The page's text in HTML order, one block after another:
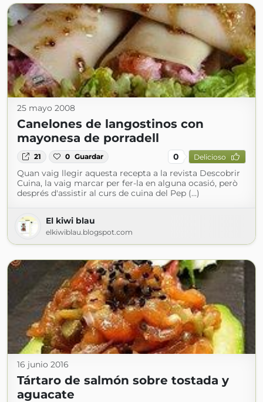
25 mayo 2008
Canelones de langostinos con
mayonesa de porradell
21 0 Guardar 0 Delicioso
Quan vaig llegir aquesta recepta a la revista Descobrir
Cuina, la vaig marcar per fer-la en alguna ocasió, però
després d'assistir al curs de cuina del Pep (...)
El kiwi blau
elkiwiblau.blogspot.com
16 junio 2016
Tártaro de salmón sobre tostada y
aguacate